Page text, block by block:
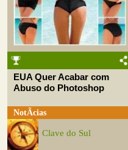
EUA Quer Acabar com
Abuso do Photoshop
NotÃ­cias
Clave do Sul